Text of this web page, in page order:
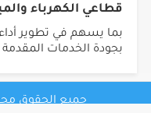
قطاعي الكهرباء
بما يسهم في تطوير أداء
بجودة الخدمات المقدمة
جميع الحقوق محفوظة ©